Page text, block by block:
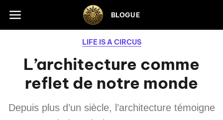
Skip to footer BLOGUE
LIFE IS A CIRCUS
L’architecture comme
reflet de notre monde
Depuis plus d’un siècle, l’architecture témoigne